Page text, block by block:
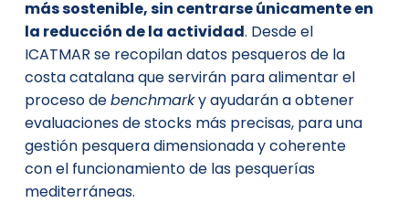
más sostenible, sin centrarse únicamente en
la reducción de la actividad. Desde el
ICATMAR se recopilan datos pesqueros de la
costa catalana que servirán para alimentar el
proceso debenchmarky ayudarán a obtener
evaluaciones de stocks más precisas, para una
gestión pesquera dimensionada y coherente
con el funcionamiento de las pesquerías
mediterráneas.